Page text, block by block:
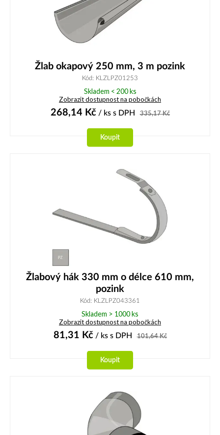
Žlab okapový 250 mm, 3 m pozink
Kód: KLZLPZ01253
Skladem < 200 ks
Zobrazit dostupnost na pobočkách
268,14 Kč/ ks s DPH 335,17Kč
Koupit
Žlabový hák 330 mm o délce 610 mm,
pozink
Kód: KLZLPZ043361
Skladem > 1000 ks
Zobrazit dostupnost na pobočkách
81,31 Kč/ ks s DPH 101,64Kč
Koupit